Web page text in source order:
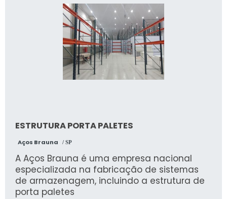
ESTRUTURA PORTA PALETES
Aços Brauna / SP
A Aços Brauna é uma empresa nacional
especializada na fabricação de sistemas
de armazenagem, incluindo a estrutura de
porta paletes